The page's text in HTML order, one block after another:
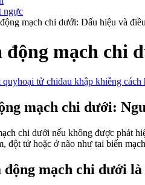
ngực
mạch chi dưới: Dấu hiệu và
động mạch chi
quỵhoại tử chiđau khập khiễng cách
mạch chi dưới:
chi dưới nếu không được phát
đột tử hoặc ở não như tai biến
động mạch chi dưới là